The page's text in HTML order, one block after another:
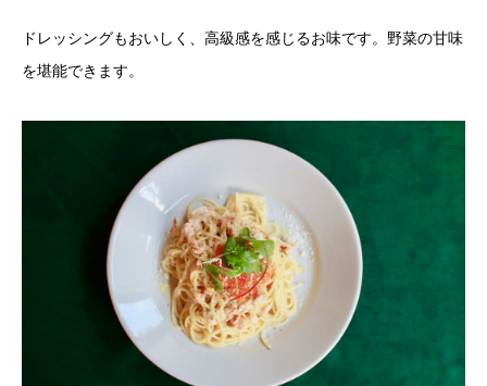
ドレッシングもおいしく、高級感を感じるお味です。野菜の甘味
を堪能できます。